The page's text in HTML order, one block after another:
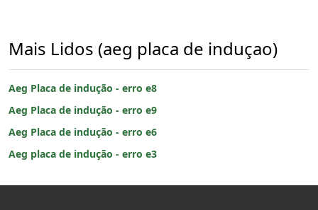
Mais Lidos (aeg placa de induçao)
Aeg Placa de indução - erro e8
Aeg Placa de indução - erro e9
Aeg Placa de indução - erro e6
Aeg placa de indução - erro e3